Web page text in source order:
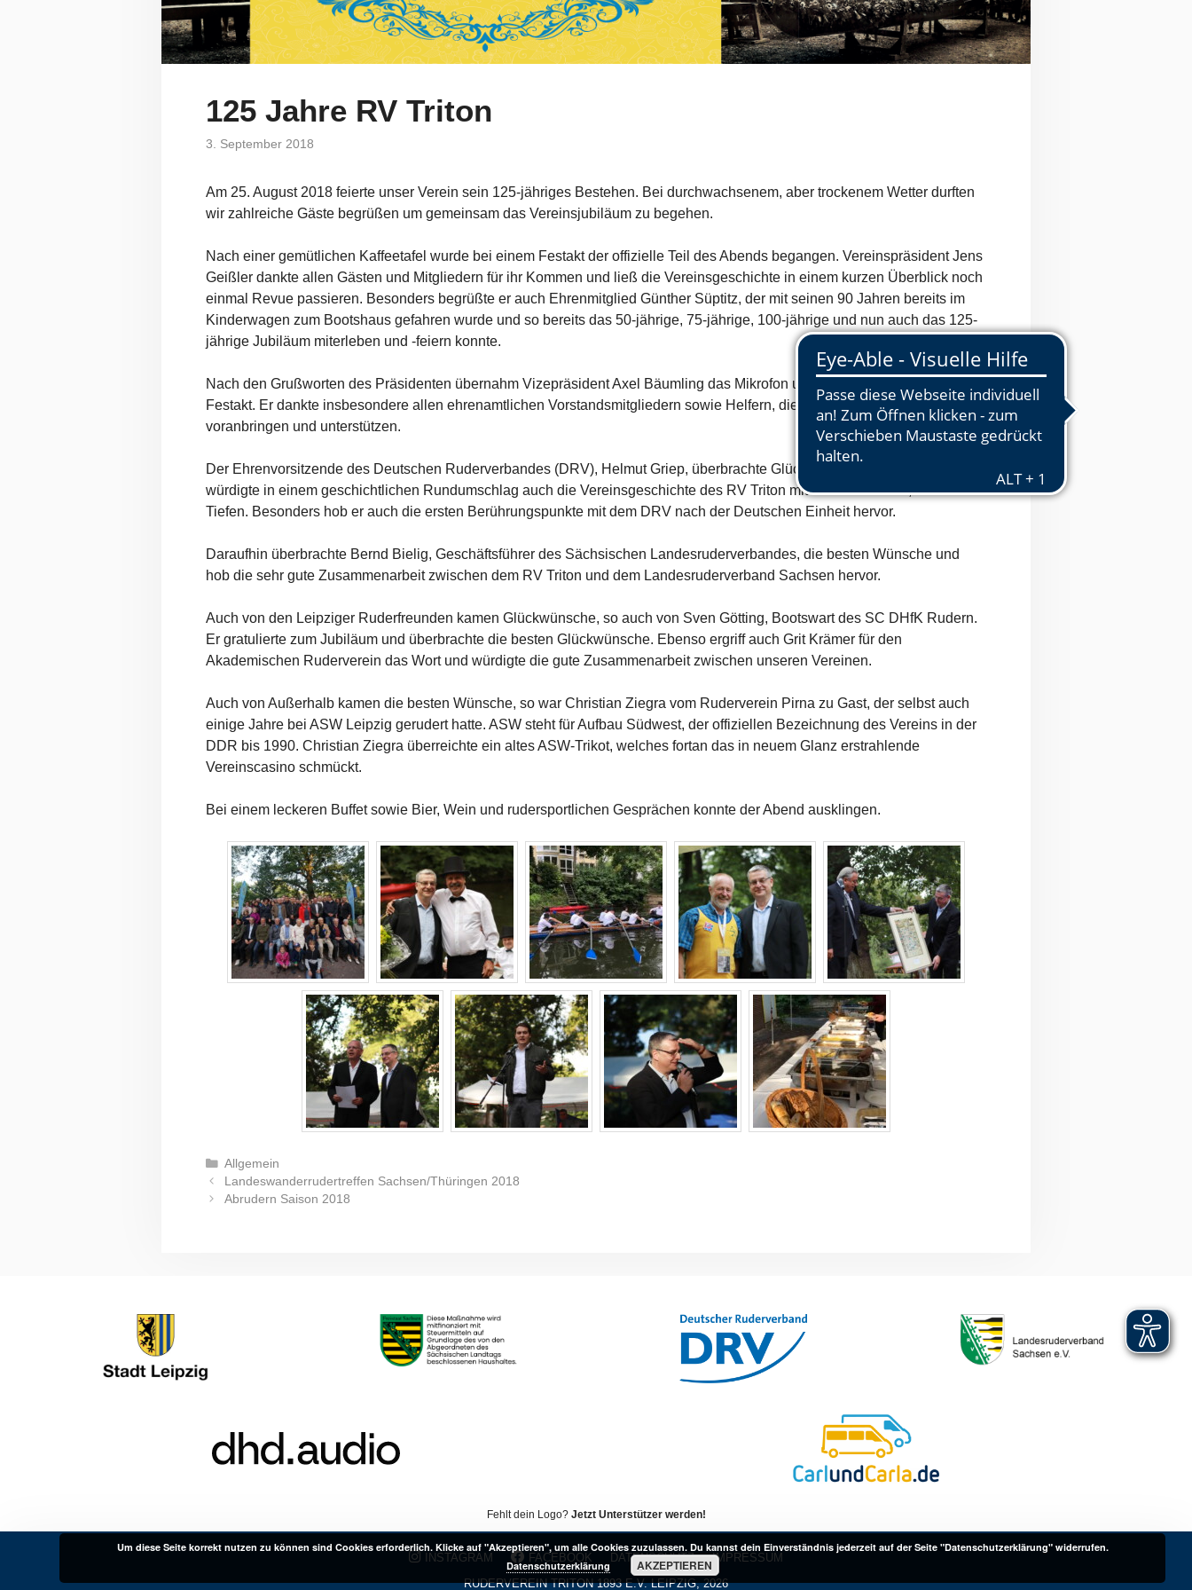
125 Jahre RV Triton
3. September 2018
Am 25. August 2018 feierte unser Verein sein 125-jähriges Bestehen. Bei durchwachsenem, aber trockenem Wetter durften
wir zahlreiche Gäste begrüßen um gemeinsam das Vereinsjubiläum zu begehen.
Nach einer gemütlichen Kaffeetafel wurde bei einem Festakt der offizielle Teil des Abends begangen. Vereinspräsident Jens
Geißler dankte allen Gästen und Mitgliedern für ihr Kommen und ließ die Vereinsgeschichte in einem kurzen Überblick noch
einmal Revue passieren. Besonders begrüßte er auch Ehrenmitglied Günther Süptitz, der mit seinen 90 Jahren bereits im
Kinderwagen zum Bootshaus gefahren wurde und so bereits das 50-jährige, 75-jährige, 100-jährige und nun auch das 125-
jährige Jubiläum miterleben und -feiern konnte.
Nach den Grußworten des Präsidenten übernahm Vizepräsident Axel Bäumling das Mikrofon und führte durch den weiteren
Festakt. Er dankte insbesondere allen ehrenamtlichen Vorstandsmitgliedern sowie Helfern, die den Verein weiter
voranbringen und unterstützen.
Der Ehrenvorsitzende des Deutschen Ruderverbandes (DRV), Helmut Griep, überbrachte Glückwünsche vom DRV und
würdigte in einem geschichtlichen Rundumschlag auch die Vereinsgeschichte des RV Triton mit all ihren Höhen, aber auch
Tiefen. Besonders hob er auch die ersten Berührungspunkte mit dem DRV nach der Deutschen Einheit hervor.
Daraufhin überbrachte Bernd Bielig, Geschäftsführer des Sächsischen Landesruderverbandes, die besten Wünsche und
hob die sehr gute Zusammenarbeit zwischen dem RV Triton und dem Landesruderverband Sachsen hervor.
Auch von den Leipziger Ruderfreunden kamen Glückwünsche, so auch von Sven Götting, Bootswart des SC DHfK Rudern.
Er gratulierte zum Jubiläum und überbrachte die besten Glückwünsche. Ebenso ergriff auch Grit Krämer für den
Akademischen Ruderverein das Wort und würdigte die gute Zusammenarbeit zwischen unseren Vereinen.
Auch von Außerhalb kamen die besten Wünsche, so war Christian Ziegra vom Ruderverein Pirna zu Gast, der selbst auch
einige Jahre bei ASW Leipzig gerudert hatte. ASW steht für Aufbau Südwest, der offiziellen Bezeichnung des Vereins in der
DDR bis 1990. Christian Ziegra überreichte ein altes ASW-Trikot, welches fortan das in neuem Glanz erstrahlende
Vereinscasino schmückt.
Bei einem leckeren Buffet sowie Bier, Wein und rudersportlichen Gesprächen konnte der Abend ausklingen.
Kategorien
Allgemein
Landeswanderrudertreffen Sachsen/Thüringen 2018
Abrudern Saison 2018
Fehlt dein Logo? Jetzt Unterstützer werden!
INSTAGRAM FACEBOOK DATENSCHUTZ
IMPRESSUM
RUDERVEREIN TRITON 1893 E.V. LEIPZIG, 2026
Um diese Seite korrekt nutzen zu können sind Cookies erforderlich. Klicke auf "Akzeptieren", um alle Cookies zuzulassen. Du kannst dein Einverständnis jederzeit auf der Seite "Datenschutzerklärung" widerrufen.
Datenschutzerklärung
AKZEPTIEREN